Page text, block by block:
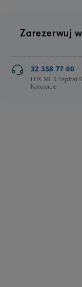
Zarezerwuj
32 358 77 00
LUX MED Szpital
Katowice